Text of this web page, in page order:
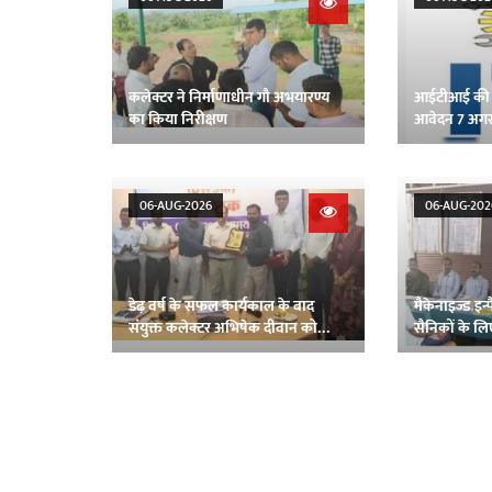
कलेक्टर ने निर्माणाधीन गौ अभयारण्य
का किया निरीक्षण
आईटीआई की
आवेदन 7
06-AUG-2026
डेढ़ वर्ष के सफल कार्यकाल के बाद
संयुक्त कलेक्टर अभिषेक दीवान को
भावभीनी विदाई
06-AUG-
मैकेनाइज्ड
सैनिकों के
आयोजित